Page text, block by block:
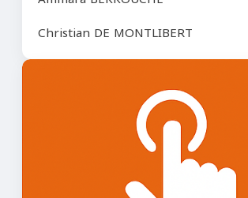
Christian DE MONTLIBERT